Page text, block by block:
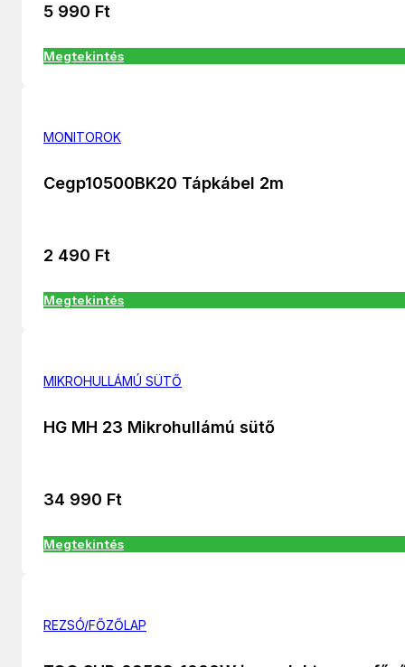
5 990 Ft
Megtekintés
MONITOROK
Cegp10500BK20 Tápkábel 2m
2 490 Ft
Megtekintés
MIKROHULLÁMÚ SÜTŐ
HG MH 23 Mikrohullámú sütő
34 990 Ft
Megtekintés
REZSÓ/FŐZŐLAP